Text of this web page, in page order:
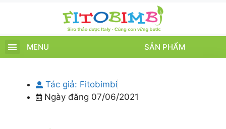
MENU SẢN PHẨM
Tác giả: Fitobimbi
Ngày đăng 07/06/2021